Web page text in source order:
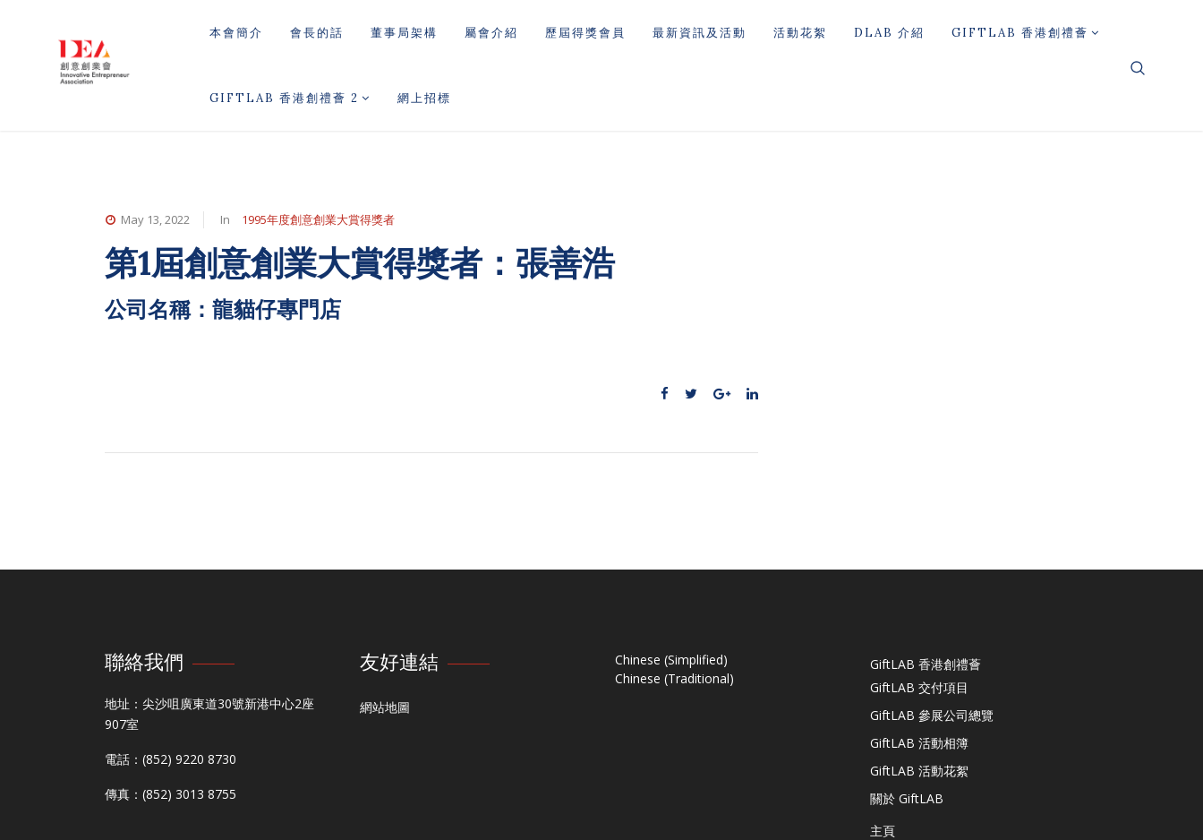
本會簡介 會長的話 董事局架構 屬會介紹 歷屆得獎會員 最新資訊及活動 活動花絮 DLAB 介紹 GIFTLAB 香港創禮薈
GIFTLAB 香港創禮薈 2 網上招標
May 13, 2022 In 1995年度創意創業大賞得獎者
第1屆創意創業大賞得獎者：張善浩
公司名稱：龍貓仔專門店
聯絡我們
地址：尖沙咀廣東道30號新港中心2座
907室
電話：(852) 9220 8730
傳真：(852) 3013 8755
友好連結
網站地圖
Chinese (Simplified)
Chinese (Traditional)
GiftLAB 香港創禮薈
GiftLAB 交付項目
GiftLAB 參展公司總覽
GiftLAB 活動相簿
GiftLAB 活動花絮
關於 GiftLAB
主頁